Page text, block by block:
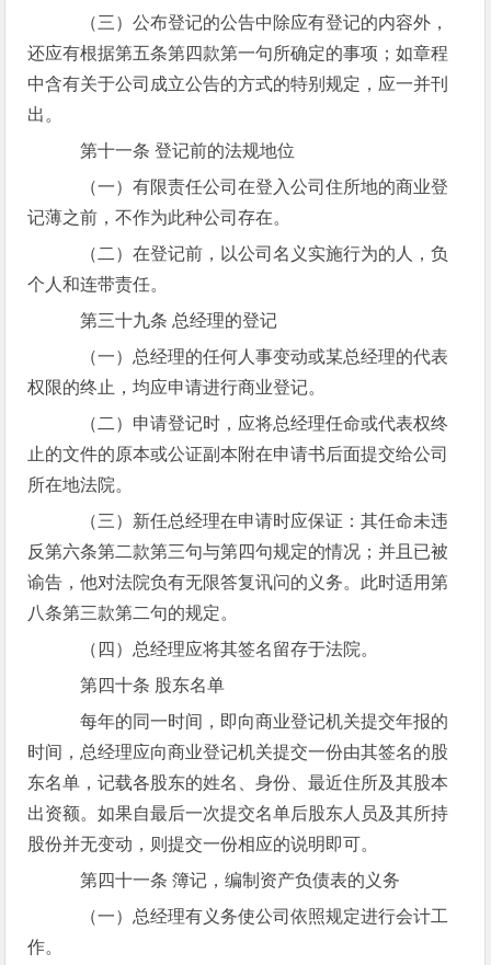
（三）公布登记的公告中除应有登记的内容外，
还应有根据第五条第四款第一句所确定的事项；如章程
中含有关于公司成立公告的方式的特别规定，应一并刊
出。
第十一条 登记前的法规地位
（一）有限责任公司在登入公司住所地的商业登
记薄之前，不作为此种公司存在。
（二）在登记前，以公司名义实施行为的人，负
个人和连带责任。
第三十九条 总经理的登记
（一）总经理的任何人事变动或某总经理的代表
权限的终止，均应申请进行商业登记。
（二）申请登记时，应将总经理任命或代表权终
止的文件的原本或公证副本附在申请书后面提交给公司
所在地法院。
（三）新任总经理在申请时应保证：其任命未违
反第六条第二款第三句与第四句规定的情况；并且已被
谕告，他对法院负有无限答复讯问的义务。此时适用第
八条第三款第二句的规定。
（四）总经理应将其签名留存于法院。
第四十条 股东名单
每年的同一时间，即向商业登记机关提交年报的
时间，总经理应向商业登记机关提交一份由其签名的股
东名单，记载各股东的姓名、身份、最近住所及其股本
出资额。如果自最后一次提交名单后股东人员及其所持
股份并无变动，则提交一份相应的说明即可。
第四十一条 簿记，编制资产负债表的义务
（一）总经理有义务使公司依照规定进行会计工
作。